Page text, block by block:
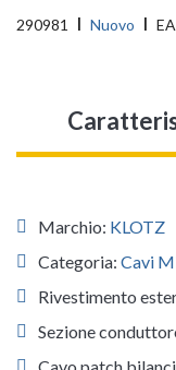
290981 Nuovo
Marchio: KLOTZ
Categoria: Cavi
Rivestimento
Sezione